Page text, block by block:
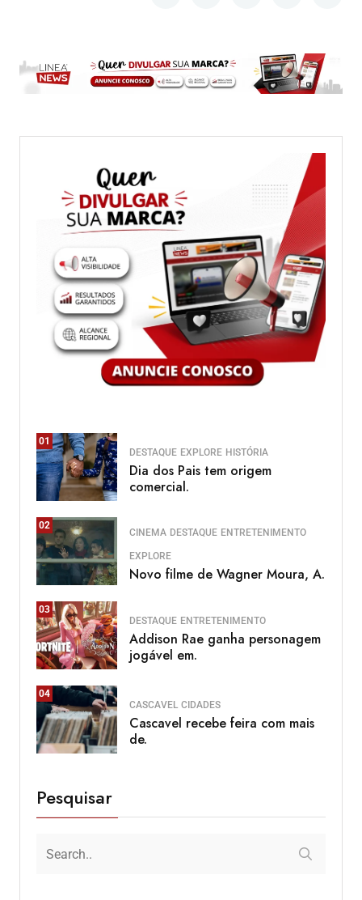
01
DESTAQUE EXPLORE HISTÓRIA
Dia dos Pais tem origem
comercial.
02
CINEMA DESTAQUE ENTRETENIMENTO
EXPLORE
Novo filme de Wagner Moura, A.
03
DESTAQUE ENTRETENIMENTO
Addison Rae ganha personagem
jogável em.
04
CASCAVEL CIDADES
Cascavel recebe feira com mais
de.
Pesquisar